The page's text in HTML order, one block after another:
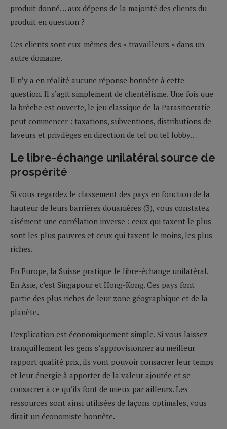
produit donné… aux dépens de la majorité des clients du
produit en question ?
Ces clients sont eux-mêmes des « travailleurs » dans un
autre domaine.
Il n’y a en réalité aucune réponse honnête à cette
question. Il s’agit simplement de clientélisme. Une fois que
la brèche est ouverte, le jeu classique de la Parasitocratie
peut commencer : taxations, subventions, distributions de
faveurs et privilèges en direction de tel ou tel lobby…
Le libre-échange unilatéral source de
prospérité
Si vous regardez le classement des pays en fonction de la
hauteur de leurs barrières douanières (3), vous constatez
aisément une corrélation inverse : ceux qui taxent le plus
sont les plus pauvres et ceux qui taxent le moins, les plus
riches.
En Europe, la Suisse pratique le libre-échange unilatéral.
En Asie, c’est Singapour et Hong-Kong. Ces pays font
partie des plus riches de leur zone géographique et de la
planète.
L’explication est économiquement simple. Si vous laissez
tranquillement les gens s’approvisionner au meilleur
rapport qualité prix, ils vont pouvoir consacrer leur temps
et leur énergie à apporter de la valeur ajoutée et se
consacrer à ce qu’ils font de mieux par ailleurs. Les
ressources sont ainsi utilisées de façons optimales, vous
dirait un économiste honnête.